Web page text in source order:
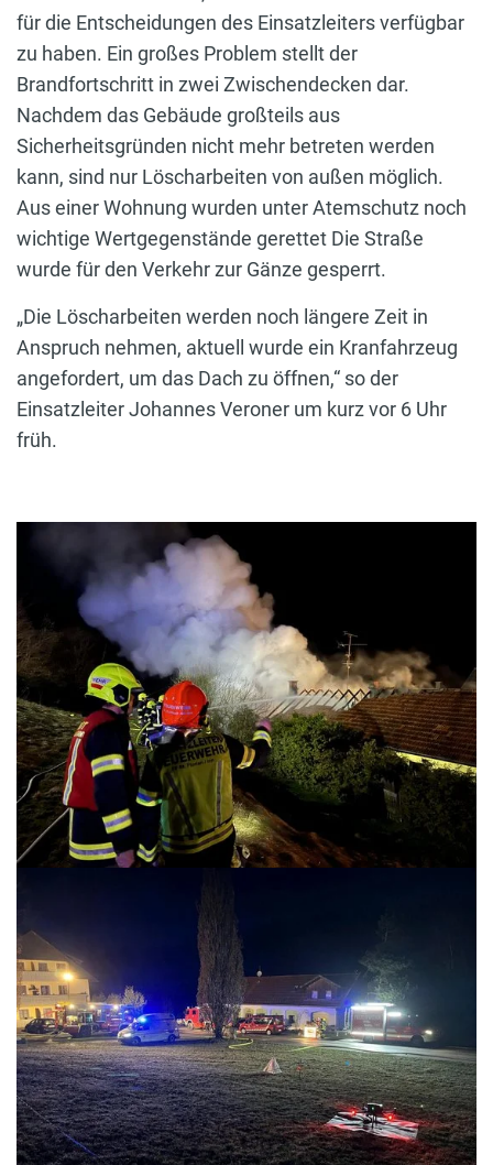
für die Entscheidungen des Einsatzleiters verfügbar
zu haben. Ein großes Problem stellt der
Brandfortschritt in zwei Zwischendecken dar.
Nachdem das Gebäude großteils aus
Sicherheitsgründen nicht mehr betreten werden
kann, sind nur Löscharbeiten von außen möglich.
Aus einer Wohnung wurden unter Atemschutz noch
wichtige Wertgegenstände gerettet Die Straße
wurde für den Verkehr zur Gänze gesperrt.
„Die Löscharbeiten werden noch längere Zeit in
Anspruch nehmen, aktuell wurde ein Kranfahrzeug
angefordert, um das Dach zu öffnen,“ so der
Einsatzleiter Johannes Veroner um kurz vor 6 Uhr
früh.